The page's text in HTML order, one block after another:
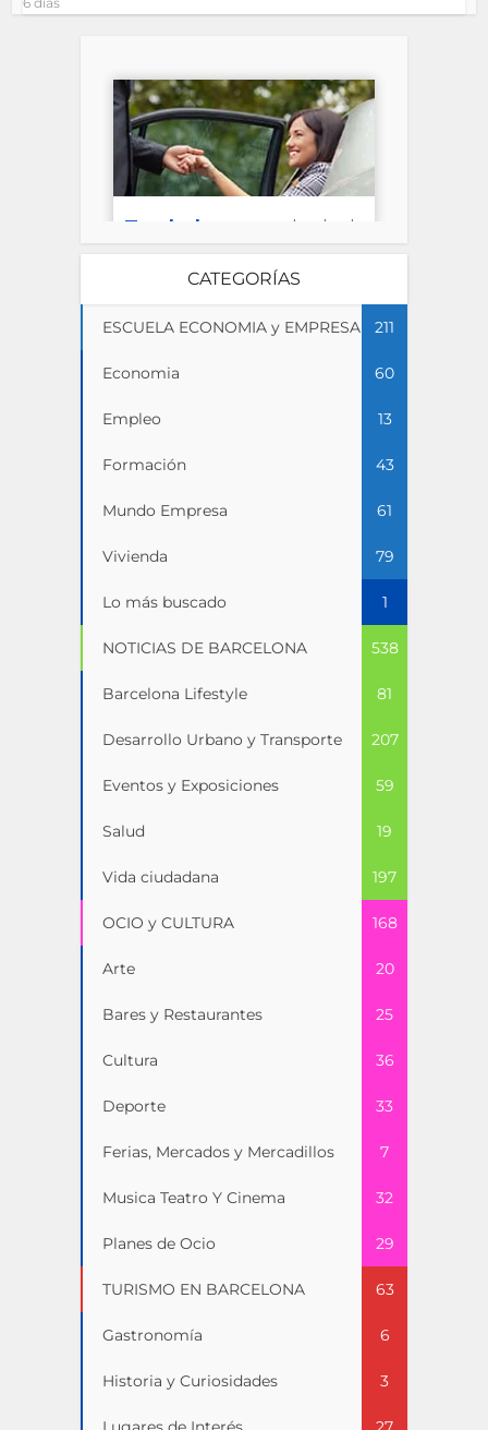
CATEGORÍAS
ESCUELA ECONOMIA y EMPRESA 211
Economia 60
Empleo 13
Formación 43
Mundo Empresa 61
Vivienda 79
Lo más buscado 1
NOTICIAS DE BARCELONA 538
Barcelona Lifestyle 81
Desarrollo Urbano y Transporte 207
Eventos y Exposiciones 59
Salud 19
Vida ciudadana 197
OCIO y CULTURA 168
Arte 20
Bares y Restaurantes 25
Cultura 36
Deporte 33
Ferias, Mercados y Mercadillos 7
Musica Teatro Y Cinema 32
Planes de Ocio 29
TURISMO EN BARCELONA 63
Gastronomía 6
Historia y Curiosidades 3